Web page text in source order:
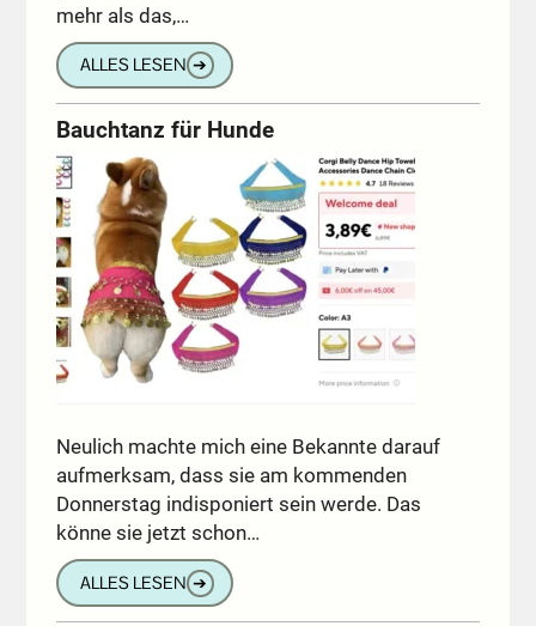
mehr als das,…
ALLES LESEN ➔
Bauchtanz für Hunde
Neulich machte mich eine Bekannte darauf
aufmerksam, dass sie am kommenden
Donnerstag indisponiert sein werde. Das
könne sie jetzt schon…
ALLES LESEN ➔